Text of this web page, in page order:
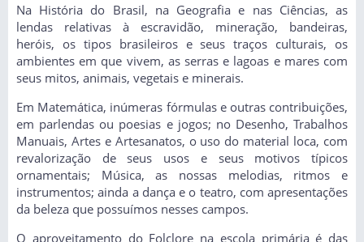
Na História do Brasil, na Geografia e nas Ciências, as
lendas relativas à escravidão, mineração, bandeiras,
heróis, os tipos brasileiros e seus traços culturais, os
ambientes em que vivem, as serras e lagoas e mares com
seus mitos, animais, vegetais e minerais.
Em Matemática, inúmeras fórmulas e outras contribuições,
em parlendas ou poesias e jogos; no Desenho, Trabalhos
Manuais, Artes e Artesanatos, o uso do material loca, com
revalorização de seus usos e seus motivos típicos
ornamentais; Música, as nossas melodias, ritmos e
instrumentos; ainda a dança e o teatro, com apresentações
da beleza que possuímos nesses campos.
O aproveitamento do Folclore na escola primária é das